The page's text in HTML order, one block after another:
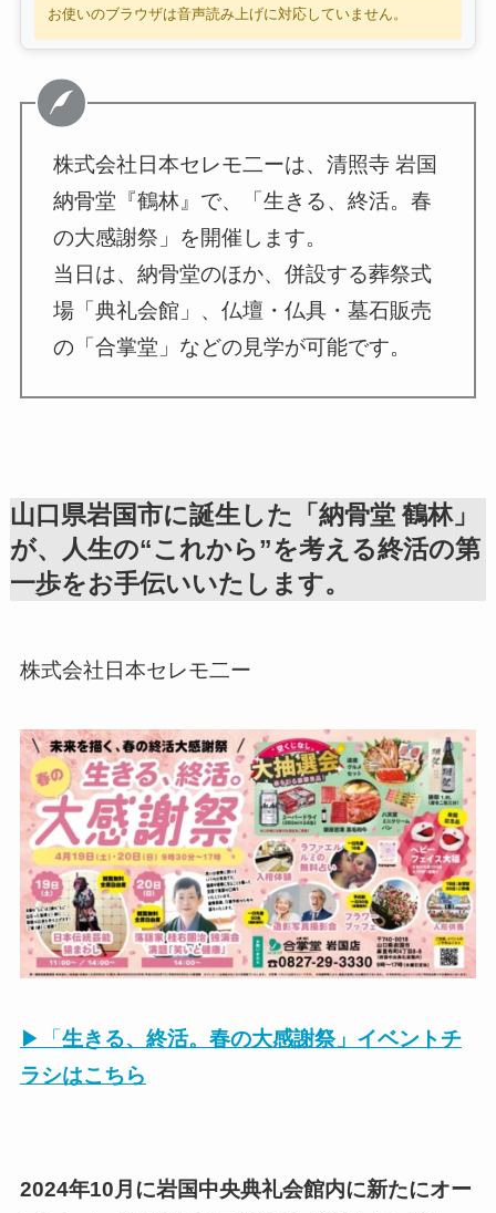
お使いのブラウザは音声読み上げに対応していません。
株式会社日本セレモ二ーは、清照寺 岩国
納骨堂『鶴林』で、「生きる、終活。春
の大感謝祭」を開催します。
当日は、納骨堂のほか、併設する葬祭式
場「典礼会館」、仏壇・仏具・墓石販売
の「合掌堂」などの見学が可能です。
山口県岩国市に誕生した「納骨堂 鶴林」
が、人生の“これから”を考える終活の第
一歩をお手伝いいたします。
株式会社日本セレモ二ー
▶「生きる、終活。春の大感謝祭」イベントチ
ラシはこちら
2024年10月に岩国中央典礼会館内に新たにオー